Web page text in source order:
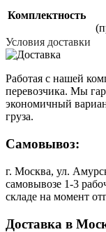
Комплектность
Условия доставки
Работая с нашей
перевозчика. Мы
экономичный
груза.
Самовывоз:
г. Москва, ул.
самовывозе 1-3
складе на момент
Доставка в